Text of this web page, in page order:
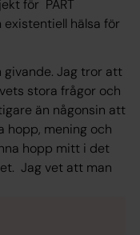
för PART
hälsa för
Jag tror att
stora frågor och
än någonsin att
hopp, mening och
hopp mitt i det
Jag vet att man